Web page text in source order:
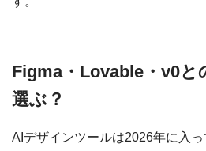
Figma・Lovable・v0と
選ぶ？
AIデザインツールは2026年に入っ